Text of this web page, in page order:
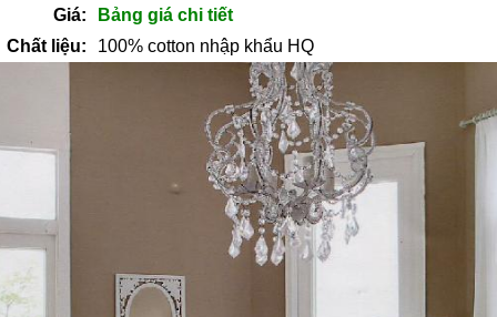
Giá:
Bảng giá chi tiết
Chất liệu:
100% cotton nhập khẩu HQ